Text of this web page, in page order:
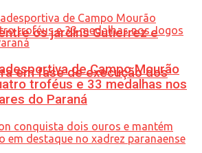
os jardins Gutierrez e
em fase de execução dos
de Campo Mourão
troféus e 33 medalhas nos
do Paraná